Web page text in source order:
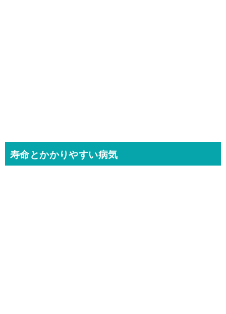
寿命とかかりやすい病気